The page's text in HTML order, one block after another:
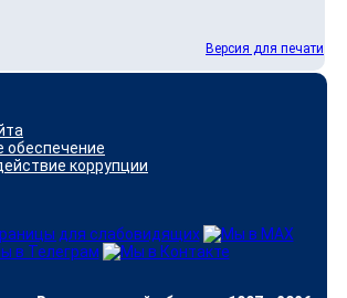
Версия для печати
обеспечение
коррупции